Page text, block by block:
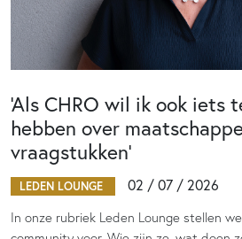
‘Als CHRO wil ik ook iets
hebben over
vraagstukken’
LEDEN LOUNGE 02 / 07 / 2026
In onze rubriek Leden Lounge stellen